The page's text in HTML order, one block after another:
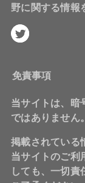
野に関する情報
免責事項
当サイトは、暗
ではありません。
掲載されている
当サイトのご利
しても、一切